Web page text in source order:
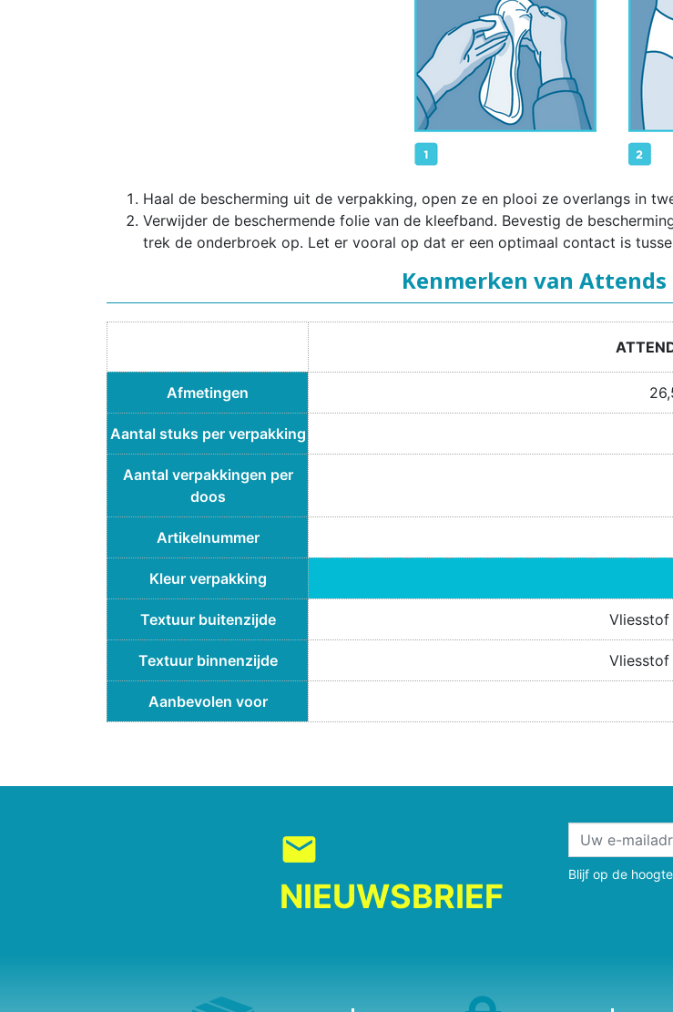
Haal de bescherming uit de verpakking, open ze en plooi ze overlangs in
Verwijder de beschermende folie van de kleefband. Bevestig de
trek de onderbroek op. Let er vooral op dat er een optimaal contact is
Kenmerken van
Afmetingen
Aantal stuks per verpakking
Aantal verpakkingen per
doos
Artikelnummer
Kleur verpakking
Textuur buitenzijde
Textuur binnenzijde
Aanbevolen voor
mail
NIEUWSBRIEF
Blijf op de